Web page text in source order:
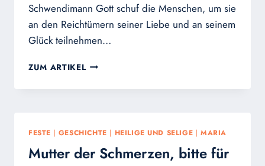
Schwendimann Gott schuf die Menschen, um sie
an den Reichtümern seiner Liebe und an seinem
Glück teilnehmen…
ZUM ARTIKEL PLATZ
OFFENBARUNG
IN
DER
FESTE | GESCHICHTE | HEILIGE UND SELIGE |MARIA
Mutter der Schmerzen, bitte für